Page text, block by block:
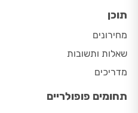
תוכן
מחירונים
שאלות ותשובות
מדריכים
תחומים פופולריים